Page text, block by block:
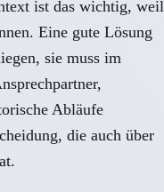
ist das wichtig, weil
Eine gute Lösung
sie muss im
Abläufe
die auch über